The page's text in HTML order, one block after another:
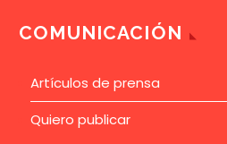
COMUNICACIÓN
Artículos de prensa
Quiero publicar